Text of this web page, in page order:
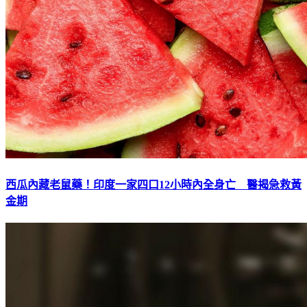
西瓜內藏老鼠藥！印度一家四口12小時內全身亡 醫揭急救黃
金期